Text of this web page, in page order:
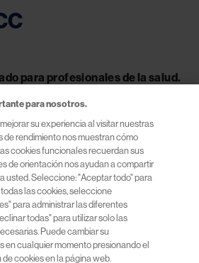
para profesionales de la salud.
para nosotros.
su experiencia al visitar nuestras
de rendimiento nos muestran cómo
cookies funcionales recuerdan sus
de orientación nos ayudan a compartir
usted. Seleccione: "Aceptar todo" para
las cookies, seleccione
para administrar las diferentes
todas" para utilizar solo las
Puede cambiar su
en cualquier momento presionando el
cookies en la página web.